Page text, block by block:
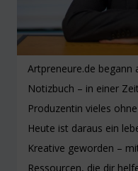
Artpreneure.de begann
Notizbuch – in einer
Produzentin vieles
Heute ist daraus ein
Kreative geworden –
Ressourcen, die dir